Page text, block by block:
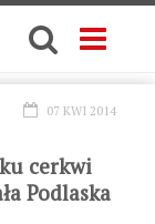
07 KWI 2014
cerkwi
Podlaska